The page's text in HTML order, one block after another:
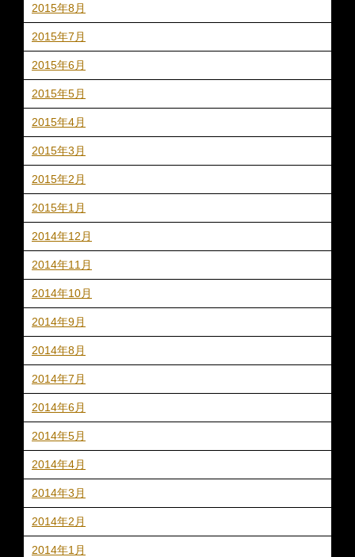
2015年8月
2015年7月
2015年6月
2015年5月
2015年4月
2015年3月
2015年2月
2015年1月
2014年12月
2014年11月
2014年10月
2014年9月
2014年8月
2014年7月
2014年6月
2014年5月
2014年4月
2014年3月
2014年2月
2014年1月